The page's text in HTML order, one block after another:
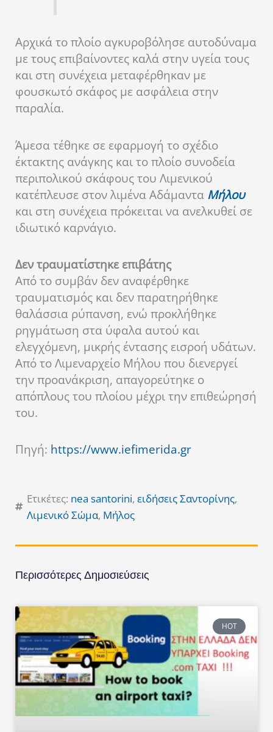
Αρχικά το πλοίο αγκυροβόλησε αυτοδύναμα
με τους επιβαίνοντες καλά στην υγεία τους
και στη συνέχεια μεταφέρθηκαν με
φουσκωτό σκάφος με ασφάλεια στην
παραλία.
Άμεσα τέθηκε σε εφαρμογή το σχέδιο
έκτακτης ανάγκης και το πλοίο συνοδεία
περιπολικού σκάφους του Λιμενικού
κατέπλευσε στον λιμένα Αδάμαντα Μήλου
και στη συνέχεια πρόκειται να ανελκυθεί σε
ιδιωτικό καρνάγιο.
Δεν τραυματίστηκε επιβάτης
Από το συμβάν δεν αναφέρθηκε
τραυματισμός και δεν παρατηρήθηκε
θαλάσσια ρύπανση, ενώ προκλήθηκε
ρηγμάτωση στα ύφαλα αυτού και
ελεγχόμενη, μικρής έντασης εισροή υδάτων.
Από το Λιμεναρχείο Μήλου που διενεργεί
την προανάκριση, απαγορεύτηκε ο
απόπλους του πλοίου μέχρι την επιθεώρησή
του.
Πηγή: https://www.iefimerida.gr
Ετικέτες: nea santorini, ειδήσεις Σαντορίνης,
Λιμενικό Σώμα, Μήλος
Περισσότερες Δημοσιεύσεις
HOT